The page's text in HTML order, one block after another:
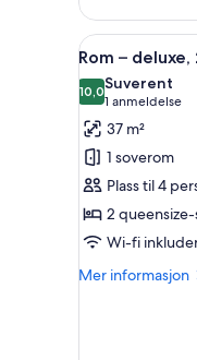
1
kingsize-
seng
Åpne
alle
bildene
av
Rom
–
deluxe,
2
queensize-
senger
6
Rom –
10,010,0 av 10
Suverent
1 anmeldelse
(1
anmeldelse)
37 m²
1 soverom
Plass til 4
2
Wi-fi
Mer informasjon
Mer